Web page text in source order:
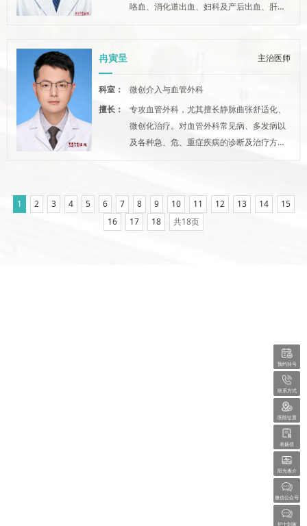
预约挂号
联系方式
医院位置
表扬信
阳光推介
微信公众号
护士到家
咯血、消化道出血、妇科及产后出血、肝
脉曲张，疑难外周血管异物（PICC、输液
冉寅呈 主治医师
科室：
微创介入与血管外科
擅长：
专攻血管外科，尤其擅长静脉曲张舒适化、
微创化治疗。对血管外科常见病、多发病以
及各种急、危、重症疾病的诊断及治疗方面
1 2 3 4 5 6 7 8 9 10 11 12 13 14
15
16
17 18 共18页
咨询电话（导诊台）：023-88519188（工作时间8:00—17:30）、